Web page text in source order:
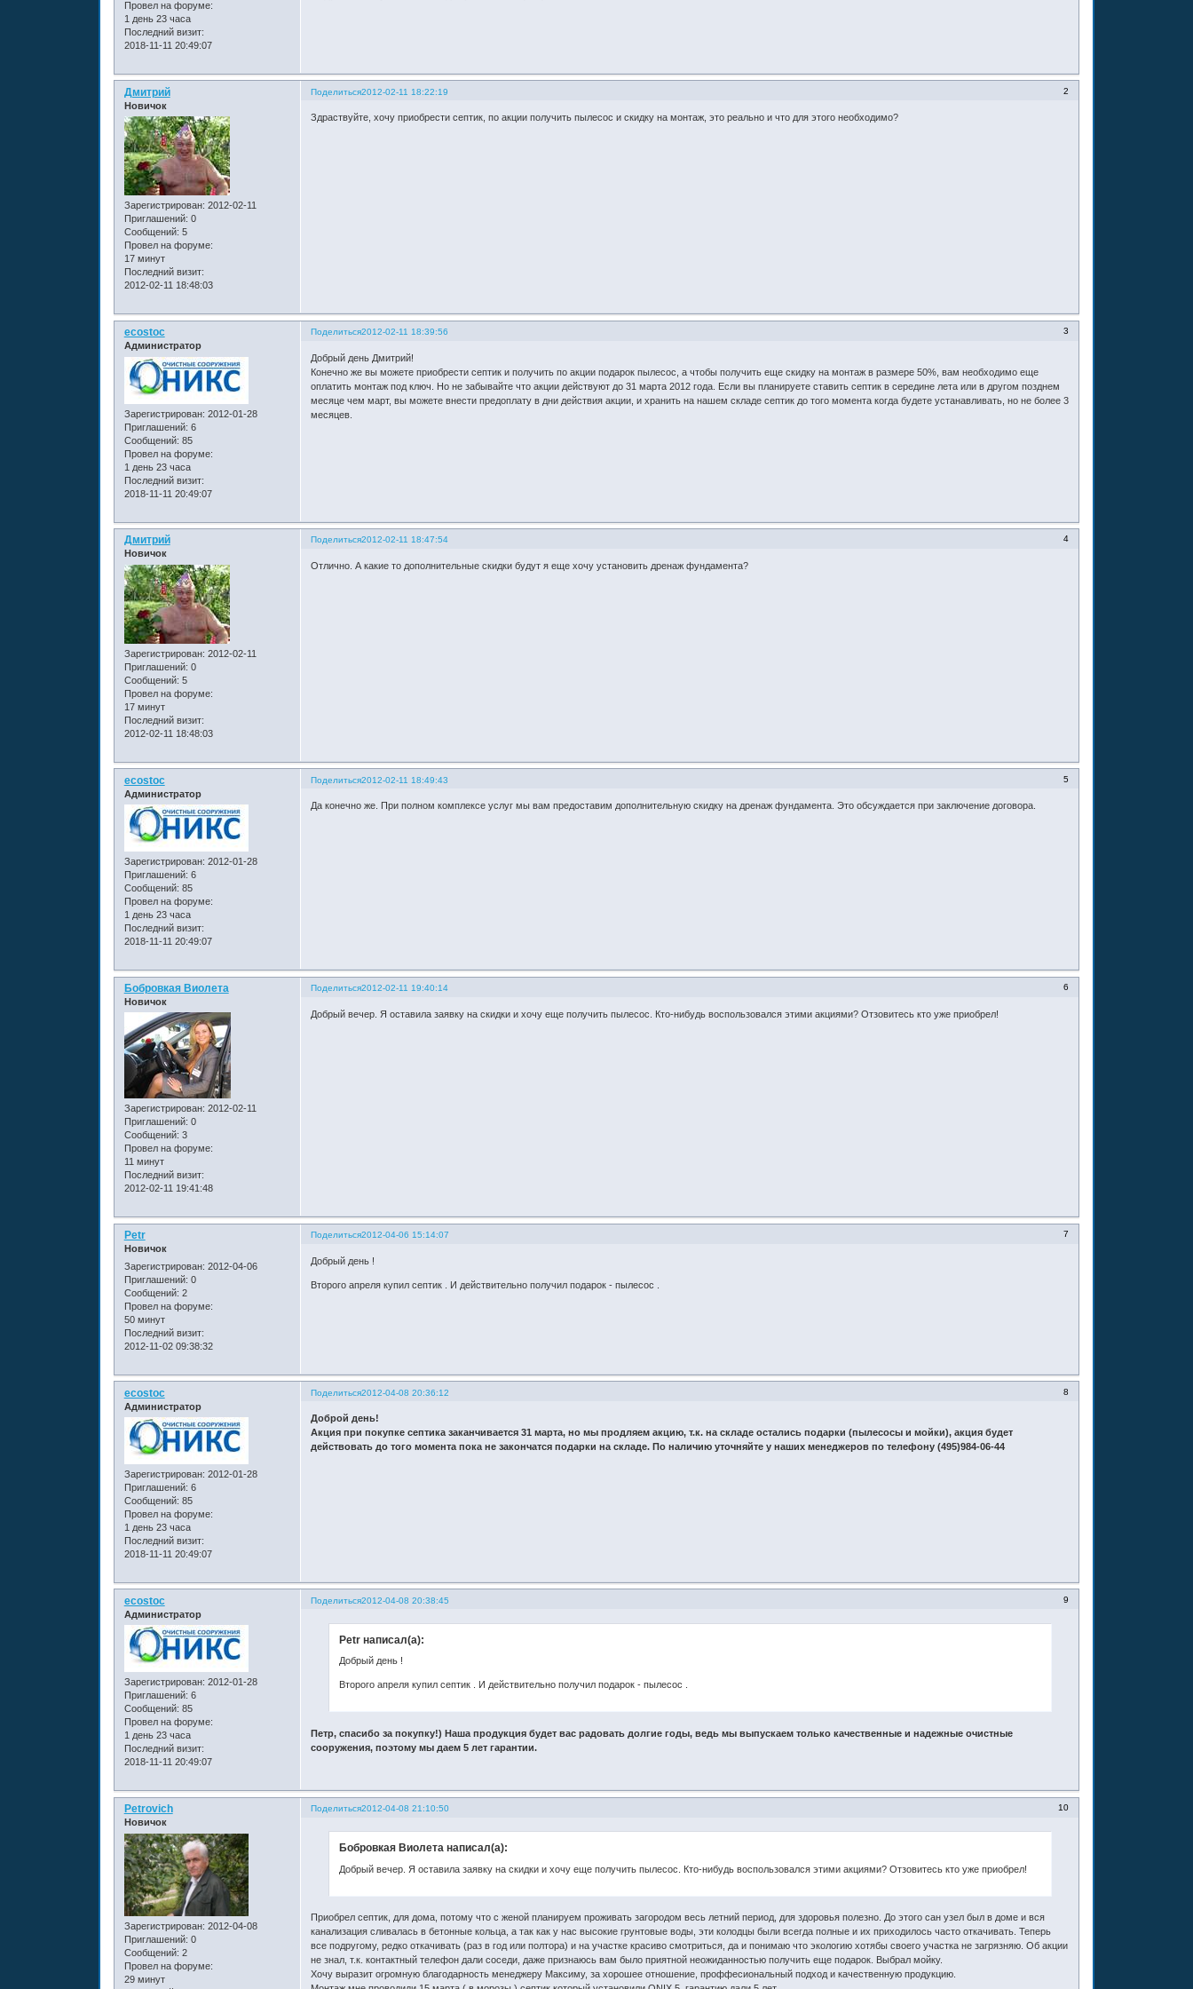
Провел на форуме:
1 день 23 часа
Последний визит:
2018-11-11 20:49:07
Поделиться 2
2012-02-11 18:22:19
Дмитрий
Новичок
Зарегистрирован: 2012-02-11
Приглашений: 0
Сообщений: 5
Провел на форуме:
17 минут
Последний визит:
2012-02-11 18:48:03
Здраствуйте, хочу приобрести септик, по акции получить пылесос и скидку на монтаж, это реально и что для этого необходимо?
Поделиться 3
2012-02-11 18:39:56
ecostoc
Администратор
Зарегистрирован: 2012-01-28
Приглашений: 6
Сообщений: 85
Провел на форуме:
1 день 23 часа
Последний визит:
2018-11-11 20:49:07
Добрый день Дмитрий!
Конечно же вы можете приобрести септик и получить по акции подарок пылесос, а чтобы получить еще скидку на монтаж в размере 50%, вам необходимо еще
оплатить монтаж под ключ. Но не забывайте что акции действуют до 31 марта 2012 года. Если вы планируете ставить септик в середине лета или в другом позднем
месяце чем март, вы можете внести предоплату в дни действия акции, и хранить на нашем складе септик до того момента когда будете устанавливать, но не более 3
месяцев.
Поделиться 4
2012-02-11 18:47:54
Дмитрий
Новичок
Зарегистрирован: 2012-02-11
Приглашений: 0
Сообщений: 5
Провел на форуме:
17 минут
Последний визит:
2012-02-11 18:48:03
Отлично. А какие то дополнительные скидки будут я еще хочу установить дренаж фундамента?
Поделиться 5
2012-02-11 18:49:43
ecostoc
Администратор
Зарегистрирован: 2012-01-28
Приглашений: 6
Сообщений: 85
Провел на форуме:
1 день 23 часа
Последний визит:
2018-11-11 20:49:07
Да конечно же. При полном комплексе услуг мы вам предоставим дополнительную скидку на дренаж фундамента. Это обсуждается при заключение договора.
Поделиться 6
2012-02-11 19:40:14
Бобровкая Виолета
Новичок
Зарегистрирован: 2012-02-11
Приглашений: 0
Сообщений: 3
Провел на форуме:
11 минут
Последний визит:
2012-02-11 19:41:48
Добрый вечер. Я оставила заявку на скидки и хочу еще получить пылесос. Кто-нибудь воспользовался этими акциями? Отзовитесь кто уже приобрел!
Поделиться 7
2012-04-06 15:14:07
Petr
Новичок
Зарегистрирован: 2012-04-06
Приглашений: 0
Сообщений: 2
Провел на форуме:
50 минут
Последний визит:
2012-11-02 09:38:32
Добрый день !
Второго апреля купил септик . И действительно получил подарок - пылесос .
Поделиться 8
2012-04-08 20:36:12
ecostoc
Администратор
Зарегистрирован: 2012-01-28
Приглашений: 6
Сообщений: 85
Провел на форуме:
1 день 23 часа
Последний визит:
2018-11-11 20:49:07
Доброй день!
Акция при покупке септика заканчивается 31 марта, но мы продляем акцию, т.к. на складе остались подарки (пылесосы и мойки), акция будет
действовать до того момента пока не закончатся подарки на складе. По наличию уточняйте у наших менеджеров по телефону (495)984-06-44
Поделиться 9
2012-04-08 20:38:45
ecostoc
Администратор
Зарегистрирован: 2012-01-28
Приглашений: 6
Сообщений: 85
Провел на форуме:
1 день 23 часа
Последний визит:
2018-11-11 20:49:07
Petr написал(а):
Добрый день !
Второго апреля купил септик . И действительно получил подарок - пылесос .
Петр, спасибо за покупку!) Наша продукция будет вас радовать долгие годы, ведь мы выпускаем только качественные и надежные очистные
сооружения, поэтому мы даем 5 лет гарантии.
Поделиться 10
2012-04-08 21:10:50
Petrovich
Новичок
Зарегистрирован: 2012-04-08
Приглашений: 0
Сообщений: 2
Провел на форуме:
29 минут
Бобровкая Виолета написал(а):
Добрый вечер. Я оставила заявку на скидки и хочу еще получить пылесос. Кто-нибудь воспользовался этими акциями? Отзовитесь кто уже приобрел!
Приобрел септик, для дома, потому что с женой планируем проживать загородом весь летний период, для здоровья полезно. До этого сан узел был в доме и вся
канализация сливалась в бетонные кольца, а так как у нас высокие грунтовые воды, эти колодцы были всегда полные и их приходилось часто откачивать. Теперь
все подругому, редко откачивать (раз в год или полтора) и на участке красиво смотриться, да и понимаю что экологию хотябы своего участка не загрязняю. Об акции
не знал, т.к. контактный телефон дали соседи, даже признаюсь вам было приятной неожиданностью получить еще подарок. Выбрал мойку.
Хочу выразит огромную благодарность менеджеру Максиму, за хорошее отношение, проффесиональный подход и качественную продукцию.